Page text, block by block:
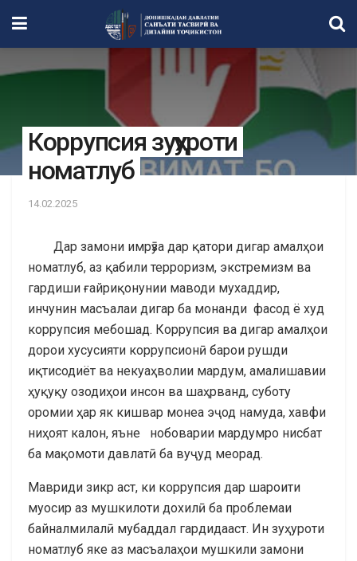
Коррупсия зуҳуроти
номатлуб
14.02.2025
Дар замони имрӯза дар қатори дигар амалҳои
номатлуб, аз қабили терроризм, экстремизм ва
гардиши ғайриқонунии маводи мухаддир,
инчунин масъалаи дигар ба монанди фасод ё худ
коррупсия мебошад. Коррупсия ва дигар амалҳои
дорои хусусияти коррупсионӣ барои рушди
иқтисодиёт ва некуаҳволии мардум, амалишавии
ҳуқуқу озодиҳои инсон ва шаҳрванд, суботу
оромии ҳар як кишвар монеа эҷод намуда, хавфи
ниҳоят калон, яъне нобоварии мардумро нисбат
ба мақомоти давлатӣ ба вуҷуд меорад.
Мавриди зикр аст, ки коррупсия дар шароити
муосир аз мушкилоти дохилӣ ба проблемаи
байналмилалӣ мубаддал гардидааст. Ин зуҳуроти
номатлуб яке аз масъалаҳои мушкили замони